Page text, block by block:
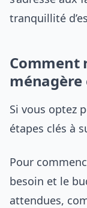
tranquillité
Comment
ménagère
Si vous optez
étapes clés à
Pour
besoin et le
attendues,